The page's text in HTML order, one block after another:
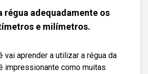
régua adequadamente os
e milímetros.
vai aprender a utilizar a régua da
impressionante como muitas